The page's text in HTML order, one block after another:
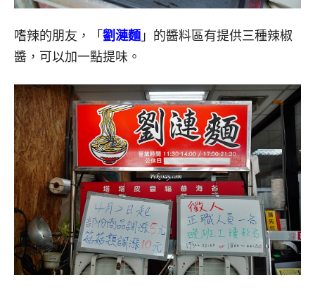
嗜辣的朋友，「 劉漣麵 」的醬料區有提供三種辣椒
醬，可以加一點提味。